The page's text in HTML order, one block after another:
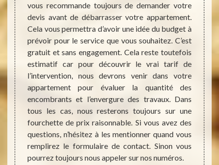
l’on
Au
des
de
à
vos
au
Le
ainsi
si
vous recommande toujours de demander votre
devis avant de débarrasser votre appartement.
Cela vous permettra d’avoir une idée du budget à
prévoir pour le service que vous souhaitez. C’est
gratuit et sans engagement. Cela reste toutefois
estimatif car pour découvrir le vrai tarif de
l’intervention, nous devrons venir dans votre
appartement pour évaluer la quantité des
encombrants et l’envergure des travaux. Dans
tous les cas, nous resterons toujours sur une
fourchette de prix raisonnable. Si vous avez des
questions, n’hésitez à les mentionner quand vous
remplirez le formulaire de contact. Sinon vous
pourrez toujours nous appeler sur nos numéros.
ne
vous
les